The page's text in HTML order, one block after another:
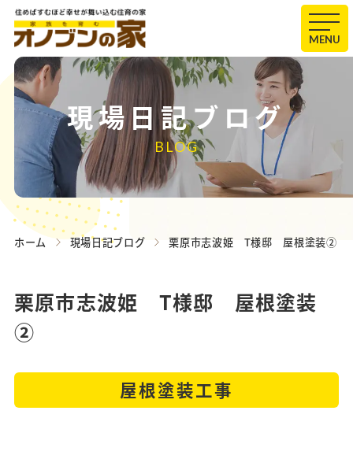
MENU
現場日記ブログ
BLOG
ホーム 現場日記ブログ 栗原市志波姫 T様邸 屋根塗装②
栗原市志波姫 T様邸 屋根塗装
②
屋根塗装工事